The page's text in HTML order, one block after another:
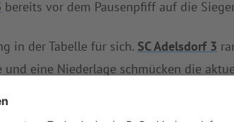
bereits vor dem Pausenpfiff auf die
in der Tabelle für sich. SC Adelsdorf 3
eine Niederlage schmücken die
bei. Einen klassischen